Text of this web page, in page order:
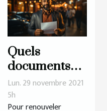
Quels
documents
dois-je
fournir pour
Lun. 29 novembre 2021
5h
Pour renouveler